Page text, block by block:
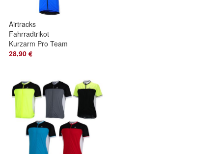
Airtracks
Fahrradtrikot
Kurzarm Pro Team
Line / Radtrikot /
28,90 €